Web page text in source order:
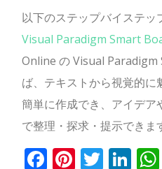
以下のステップバイステッ
Visual Paradigm Smart
Online の Visual
ば、テキストから視覚的に
簡単に作成でき、アイデア
で整理・探求・提示できま
Facebook